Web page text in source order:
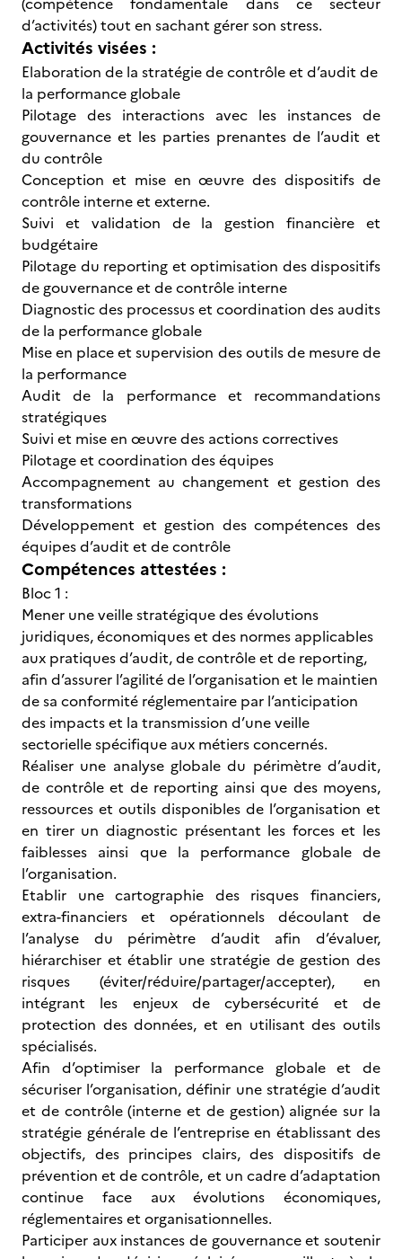
d’activités) tout en sachant gérer son stress.
Activités visées :
Elaboration de la stratégie de contrôle et d’audit de
la performance globale
Pilotage des interactions avec les instances de
gouvernance et les parties prenantes de l’audit et
du contrôle
Conception et mise en œuvre des dispositifs de
contrôle interne et externe.
Suivi et validation de la gestion financière et
budgétaire
Pilotage du reporting et optimisation des dispositifs
de gouvernance et de contrôle interne
Diagnostic des processus et coordination des audits
de la performance globale
Mise en place et supervision des outils de mesure de
la performance
Audit de la performance et recommandations
stratégiques
Suivi et mise en œuvre des actions correctives
Pilotage et coordination des équipes
Accompagnement au changement et gestion des
transformations
Développement et gestion des compétences des
équipes d’audit et de contrôle
Compétences attestées :
Bloc 1 :
Mener une veille stratégique des évolutions
juridiques, économiques et des normes applicables
aux pratiques d’audit, de contrôle et de reporting,
afin d’assurer l’agilité de l’organisation et le maintien
de sa conformité réglementaire par l’anticipation
des impacts et la transmission d’une veille
sectorielle spécifique aux métiers concernés.
Réaliser une analyse globale du périmètre d’audit,
de contrôle et de reporting ainsi que des moyens,
ressources et outils disponibles de l’organisation et
en tirer un diagnostic présentant les forces et les
faiblesses ainsi que la performance globale de
l’organisation.
Etablir une cartographie des risques financiers,
extra-financiers et opérationnels découlant de
l’analyse du périmètre d’audit afin d’évaluer,
hiérarchiser et établir une stratégie de gestion des
risques (éviter/réduire/partager/accepter), en
intégrant les enjeux de cybersécurité et de
protection des données, et en utilisant des outils
spécialisés.
Afin d’optimiser la performance globale et de
sécuriser l’organisation, définir une stratégie d’audit
et de contrôle (interne et de gestion) alignée sur la
stratégie générale de l’entreprise en établissant des
objectifs, des principes clairs, des dispositifs de
prévention et de contrôle, et un cadre d’adaptation
continue face aux évolutions économiques,
réglementaires et organisationnelles.
Participer aux instances de gouvernance et soutenir